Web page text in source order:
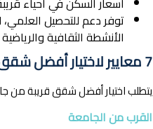
توفر دعم للتحصيل
الأنشطة الثقافية
7 معايير لاختيار أفضل شقق قريبة من جامعة الملك عبدالعزيز
يتطلب اختيار أفضل شقق قريبة من
القرب من الجامعة